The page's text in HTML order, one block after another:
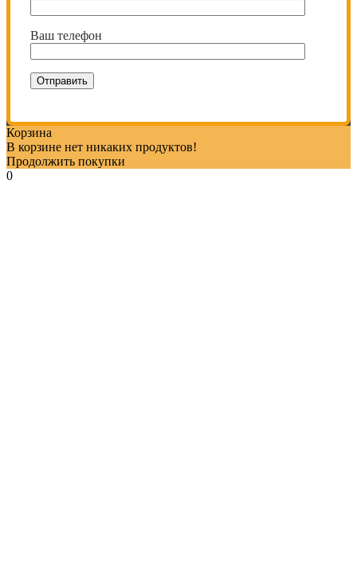
Ваш телефон
Корзина
В корзине нет никаких продуктов!
Продолжить покупки
0